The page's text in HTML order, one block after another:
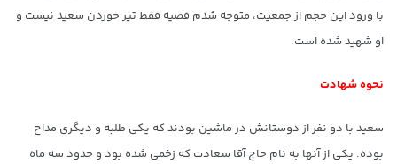
با ورود این حجم از جمعیت، متوجه شدم قضیه فقط تیر خوردن سعید نیست و
او شهید شده است.
نحوه شهادت
سعید با دو نفر از دوستانش در ماشین بودند که یکی طلبه و دیگری مداح
بوده. یکی از آنها به نام حاج آقا سعادت که زخمی شده بود و حدود سه ماه